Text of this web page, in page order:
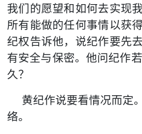
我们的愿望和如何去实现
所有能做的任何事情以获
纪权告诉他，说纪作要先
有安全与保密。他问纪作
久？
黄纪作说要看情况而定
络。